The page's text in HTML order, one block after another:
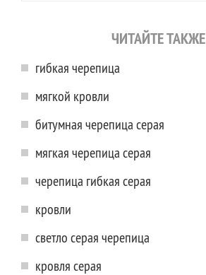
ЧИТАЙТЕ ТАКЖЕ
гибкая черепица
мягкой кровли
битумная черепица серая
мягкая черепица серая
черепица гибкая серая
кровли
светло серая черепица
кровля серая